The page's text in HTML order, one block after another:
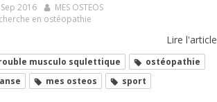
2016
MES OSTEOS
en ostéopathie
Lire l'article
musculo squlettique
ostéopathie
mes osteos sport